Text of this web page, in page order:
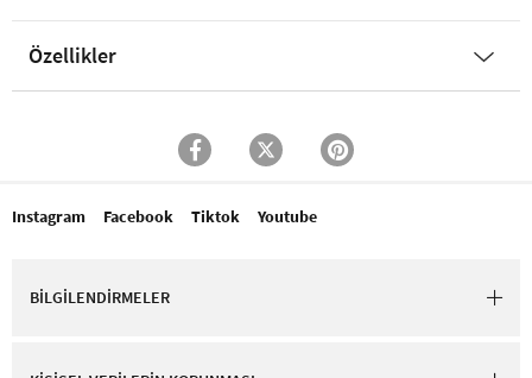
Özellikler
Instagram Facebook Tiktok Youtube
BİLGİLENDİRMELER